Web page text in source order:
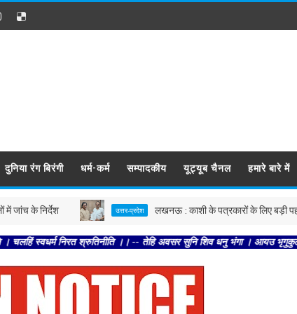
दुनिया रंग बिरंगी धर्म-कर्म सम्पादकीय यूट्यूब चैनल हमारे बारे में
उत्तर-प्रदेश लखनऊ : काशी के पत्रकारों के लिए बड़ी पहल, एक
श्रुतिनीति ।। -- तेहि अवसर सुनि शिव धनु भंगा । आयउ भृगुकुल कमल